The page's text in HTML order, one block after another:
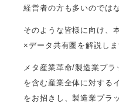
経営者の方も多いのでは
そのような皆様に向け、
×データ共有圏を解説しま
メタ産業革命/製造業プ
を含む産業全体に対する
をお招きし、製造業プラ